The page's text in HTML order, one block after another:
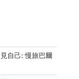
自己: 慢旅巴爾